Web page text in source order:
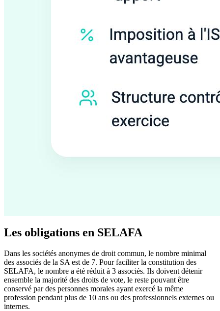
Les obligations en SELAFA
Dans les sociétés anonymes de droit commun, le nombre minimal
des associés de la SA est de 7. Pour faciliter la constitution des
SELAFA, le nombre a été réduit à 3 associés. Ils doivent détenir
ensemble la majorité des droits de vote, le reste pouvant être
conservé par des personnes morales ayant exercé la même
profession pendant plus de 10 ans ou des professionnels externes ou
internes.